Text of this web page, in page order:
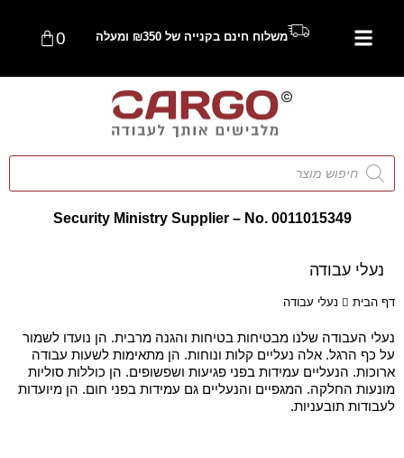
משלוח חינם בקנייה של ₪350 ומעלה 0
Security Ministry Supplier – No. 0011015349
נעלי עבודה
דף הבית נעלי עבודה
נעלי העבודה שלנו מבטיחות בטיחות והגנה מרבית. הן נועדו לשמור
על כף הרגל. אלה נעליים קלות ונוחות. הן מתאימות לשעות עבודה
ארוכות. הנעליים עמידות בפני פגיעות ושפשופים. הן כוללות סוליות
מונעות החלקה. המגפיים והנעליים גם עמידות בפני חום. הן מיועדות
לעבודות תובעניות.